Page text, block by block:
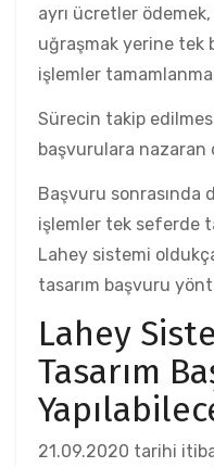
ayrı ücretler
uğraşmak yerine tek
işlemler
Sürecin takip
başvurulara nazaran
Başvuru sonrasında
işlemler tek seferde
Lahey sistemi
tasarım başvuru
Lahey
Tasarım
21.09.2020 tarihi